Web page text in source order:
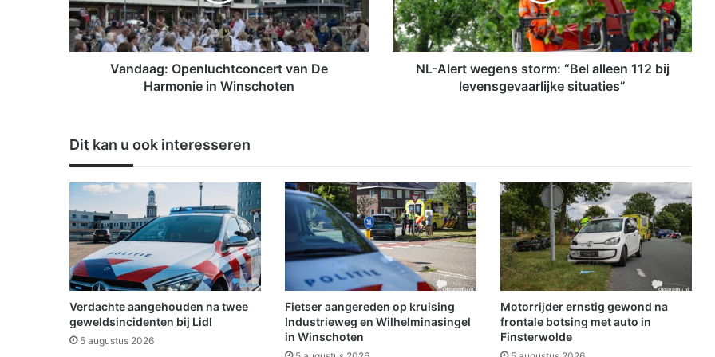
g
:
O
c
h
t
o
n
c
e
r
t
v
a
Vandaag: Openluchtconcert van De
Harmonie in Winschoten
r
t
w
t
o
r
m
:
“
l
a
NL-Alert wegens storm: “Bel alleen 112 bij
levensgevaarlijke situaties”
Dit kan u ook interesseren
Verdachte aangehouden na twee
geweldsincidenten bij Lidl
5 augustus 2026
Fietser aangereden op kruising
Industrieweg en Wilhelminasingel
in Winschoten
Motorrijder ernstig gewond na
frontale botsing met auto in
Finsterwolde